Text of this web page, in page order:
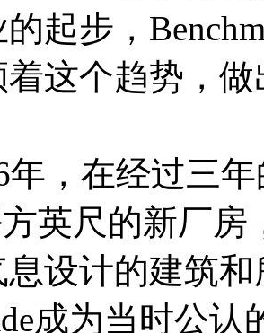
起步，
这个趋势，
在经过三年
方英尺的新厂
设计的建筑
成为当时公认